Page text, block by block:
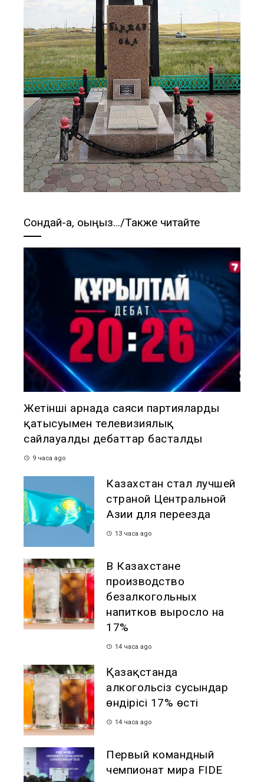
Сондай-ақ, оқыңыз…/Также читайте
Жетінші арнада саяси партиялардың
қатысуымен телевизиялық
сайлауалды дебаттар басталды
9 часа ago
Казахстан стал лучшей
страной Центральной
Азии для переезда
13 часа ago
В Казахстане
производство
безалкогольных
напитков выросло на
17%
14 часа ago
Қазақстанда
алкогольсіз сусындар
өндірісі 17% өсті
14 часа ago
Первый командный
чемпионат мира FIDE